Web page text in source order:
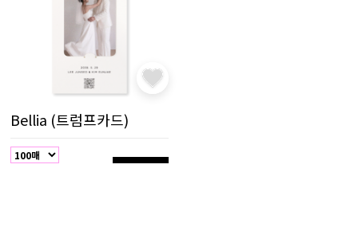
Bellia (트럼프카드)